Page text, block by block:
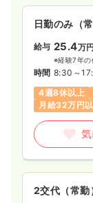
日勤のみ（常
給与 25.4万円
※経験7年の
時間 8:30～
4週8休以上
月給32万円
2交代（常勤